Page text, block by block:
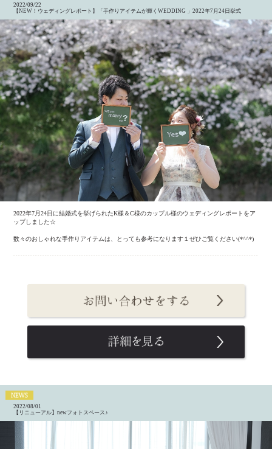
2022/09/22
【NEW！ウェディングレポート】「手作りアイテムが輝くWEDDING 」2022年7月24日挙式
2022年7月24日に結婚式を挙げられたK様＆C様のカップル様のウェディングレポートをア
ップしました☆
数々のおしゃれな手作りアイテムは、とっても参考になります１ぜひご覧ください(*^^*)
2022/08/01
【リニューアル】newフォトスペース♪